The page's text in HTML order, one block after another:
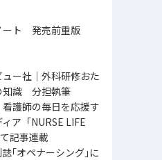
ート 発売前重版
ー社｜外科研修おた
識 分担執筆
護師の毎日を応援す
ア「NURSE LIFE
記事連載
｢オペナーシング｣に